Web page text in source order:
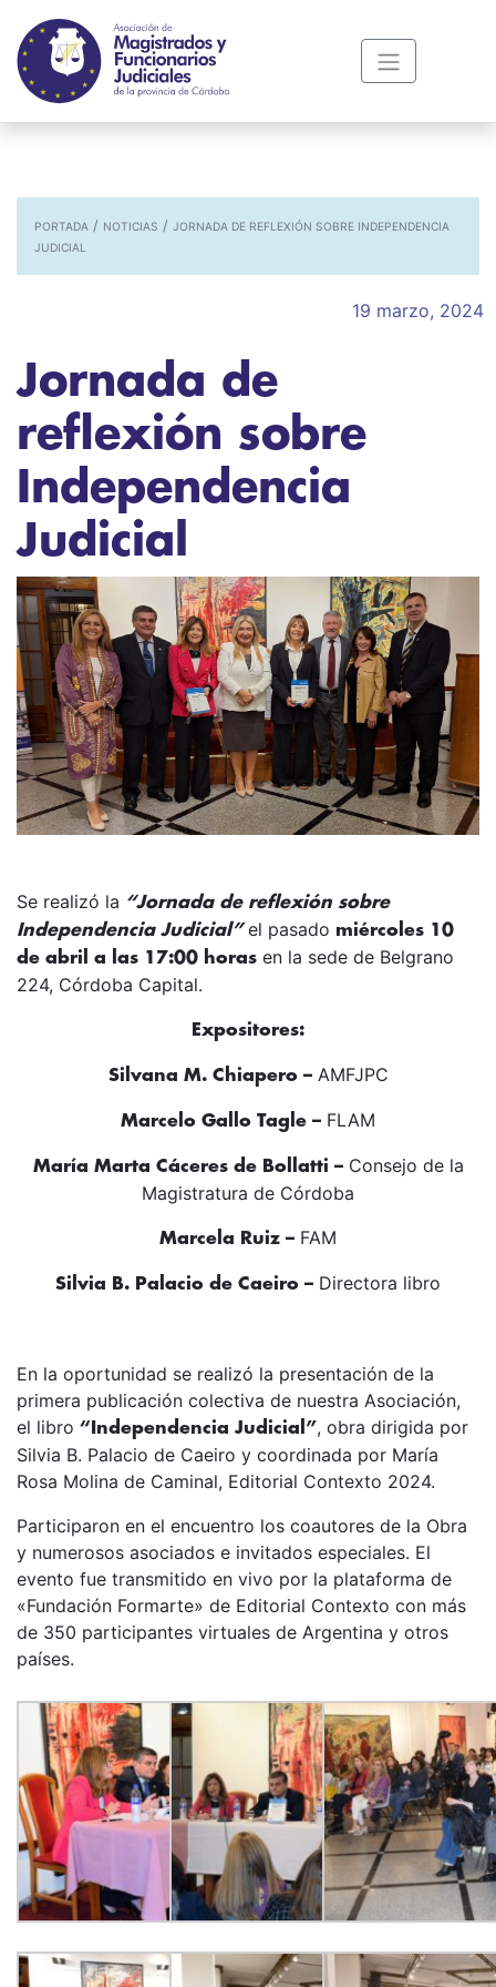
PORTADA / NOTICIAS / JORNADA DE REFLEXIÓN SOBRE INDEPENDENCIA
JUDICIAL
19 marzo, 2024
Jornada de
reflexión sobre
Independencia
Judicial
Se realizó la “Jornadade reflexión sobre
Independencia Judicial”el pasado miércoles 10
de abril a las 17:00 horas en la sede de Belgrano
224, Córdoba Capital.
Expositores:
Silvana M. Chiapero – AMFJPC
Marcelo Gallo Tagle – FLAM
María Marta Cáceres de Bollatti – Consejo de la
Magistratura de Córdoba
Marcela Ruiz – FAM
Silvia B. Palacio de Caeiro – Directora libro
En la oportunidad se realizó la presentación de la
primera publicación colectiva de nuestra Asociación,
el libro “Independencia Judicial”, obra dirigida por
Silvia B. Palacio de Caeiro y coordinada por María
Rosa Molina de Caminal, Editorial Contexto 2024.
Participaron en el encuentro los coautores de la Obra
y numerosos asociados e invitados especiales. El
evento fue transmitido en vivo por la plataforma de
«Fundación Formarte» de Editorial Contexto con más
de 350 participantes virtuales de Argentina y otros
países.